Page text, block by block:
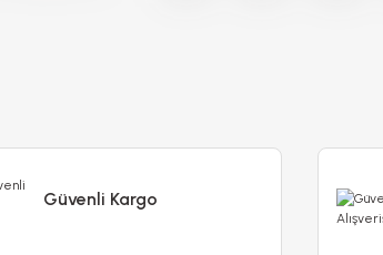
Güvenli Kargo